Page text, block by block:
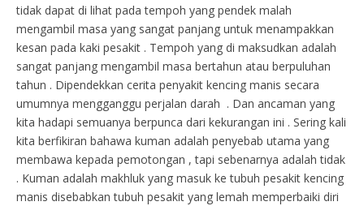
tidak dapat di lihat pada tempoh yang pendek malah
mengambil masa yang sangat panjang untuk menampakkan
kesan pada kaki pesakit . Tempoh yang di maksudkan adalah
sangat panjang mengambil masa bertahun atau berpuluhan
tahun . Dipendekkan cerita penyakit kencing manis secara
umumnya mengganggu perjalan darah . Dan ancaman yang
kita hadapi semuanya berpunca dari kekurangan ini . Sering kali
kita berfikiran bahawa kuman adalah penyebab utama yang
membawa kepada pemotongan , tapi sebenarnya adalah tidak
. Kuman adalah makhluk yang masuk ke tubuh pesakit kencing
manis disebabkan tubuh pesakit yang lemah memperbaiki diri